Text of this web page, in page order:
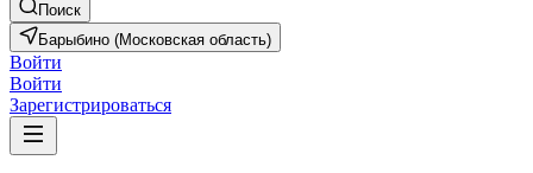
Поиск
Барыбино (Московская область)
Войти
Войти
Зарегистрироваться